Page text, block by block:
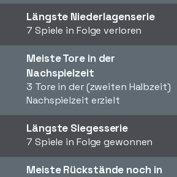
Längste Niederlagenserie
7 Spiele in Folge verloren
Meiste Tore in der
Nachspielzeit
3 Tore in der (zweiten Halbzeit)
Nachspielzeit erzielt
Längste Siegesserie
7 Spiele in Folge gewonnen
Meiste Rückstände noch in